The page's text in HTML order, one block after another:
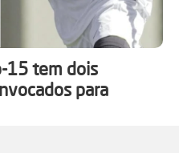
15 tem dois
para